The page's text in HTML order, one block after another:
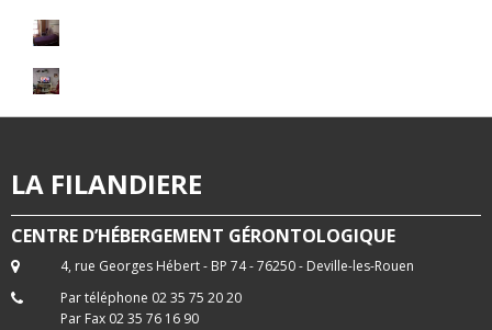
LA FILANDIERE
CENTRE D’HÉBERGEMENT GÉRONTOLOGIQUE
4, rue Georges Hébert - BP 74 - 76250 - Deville-les-Rouen
Par téléphone 02 35 75 20 20
Par Fax 02 35 76 16 90